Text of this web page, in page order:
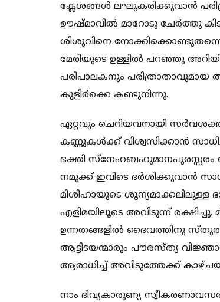
ക്ലേശങ്ങള്‍ ലഘൂകരിക്കുവാന്‍
ഊഷ്മാവില്‍ മാറോടു ചേര്‍ത്തു
ശിശുവിനെ
മേരിയുടെ ഉള്ളില്‍ പറഞ്ഞു
പരിപാലകനും
കുളിര്‍ക്കെ കണ്ടുനിന്നു.
ഏറ്റവും ചെറിയവനായി
കണ്ണുകള്‍ക്ക് വിശ്വസിക്കാന്‍
ഭക്തി
നമുക്ക് ഇവിടെ ദര്‍ശിക്കുവാന്‍
മിശിഹായുടെ ശൂന്യമാക്കലിലുള്ള
എളിമയിലൂടെ അവിടുന്ന്‍ രക്ഷിച്ചു.
ഉന്നതങ്ങളില്‍ ദൈവത്തിനു
ആട്ടിടയന്മാരും പൗരസ്ത്യ
ആരാധിച്ച് അവിടുത്തേക്ക്
നാം ദിവ്യകാരുണ്യ